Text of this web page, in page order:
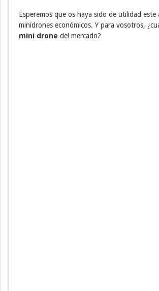
Esperemos que os haya sido de utilidad este
minidrones económicos. Y para vosotros,
mini drone del mercado?